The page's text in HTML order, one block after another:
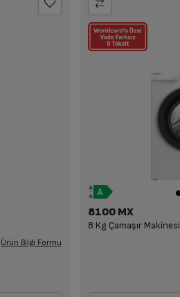
Ürün Bilgi Formu
8100 MX
8 Kg Çamaşır Makinesi